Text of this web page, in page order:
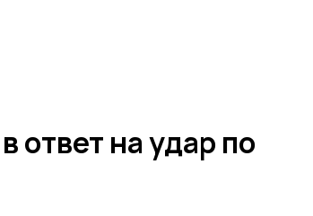
ответ на удар по